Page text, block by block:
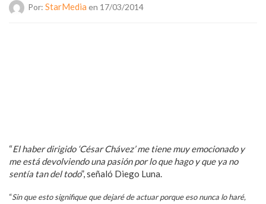
Por: StarMedia en 17/03/2014
“El haber dirigido ‘César Chávez’ me tiene muy emocionado y
me está devolviendo una pasión por lo que hago y que ya no
sentía tan del todo”, señaló Diego Luna.
“Sin que esto signifique que dejaré de actuar porque eso nunca lo haré,